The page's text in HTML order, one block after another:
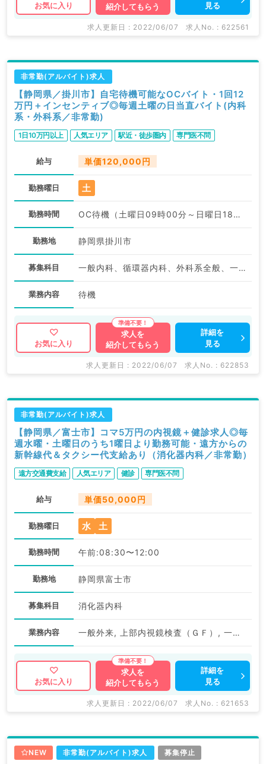
お気に入り
紹介してもらう
見る
求人更新日 : 2022/06/07 求人No. : 622561
非常勤(アルバイト)求人
【静岡県／掛川市】自宅待機可能なOCバイト・1回12
万円＋インセンティブ◎毎週土曜の日当直バイト(内科
系・外科系／非常勤)
1日10万円以上 人気エリア 駅近・徒歩圏内 専門医不問
給与 単価120,000円
勤務曜日 土
勤務時間 OC待機（土曜日09時00分～日曜日18時00分）:09:00〜18:00
勤務地 静岡県掛川市
募集科目 一般内科、循環器内科、外科系全般、一般外科
業務内容 待機
お気に入り
求人を
紹介してもらう
詳細を
見る
求人更新日 : 2022/06/07 求人No. : 622853
非常勤(アルバイト)求人
【静岡県／富士市】コマ5万円の内視鏡＋健診求人◎毎
週水曜・土曜日のうち1曜日より勤務可能・遠方からの
新幹線代＆タクシー代支給あり（消化器内科／非常勤）
遠方交通費支給 人気エリア 健診 専門医不問
給与 単価50,000円
勤務曜日 水 土
勤務時間 午前:08:30〜12:00
勤務地 静岡県富士市
募集科目 消化器内科
業務内容 一般外来, 上部内視鏡検査（ＧＦ）, 一般健診・人間ドック
お気に入り
求人を
紹介してもらう
詳細を
見る
求人更新日 : 2022/06/07 求人No. : 621653
NEW 非常勤(アルバイト)求人 募集停止